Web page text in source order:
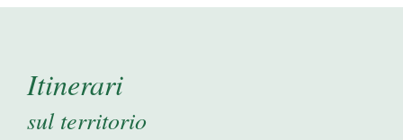
Itinerari
sul territorio